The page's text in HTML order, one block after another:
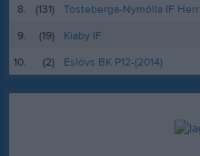
8.
(131)
Tosteberga-Nymölla IF Herr
9.
(19)
Kiaby IF
10.
(2) Eslövs BK P12-(2014)